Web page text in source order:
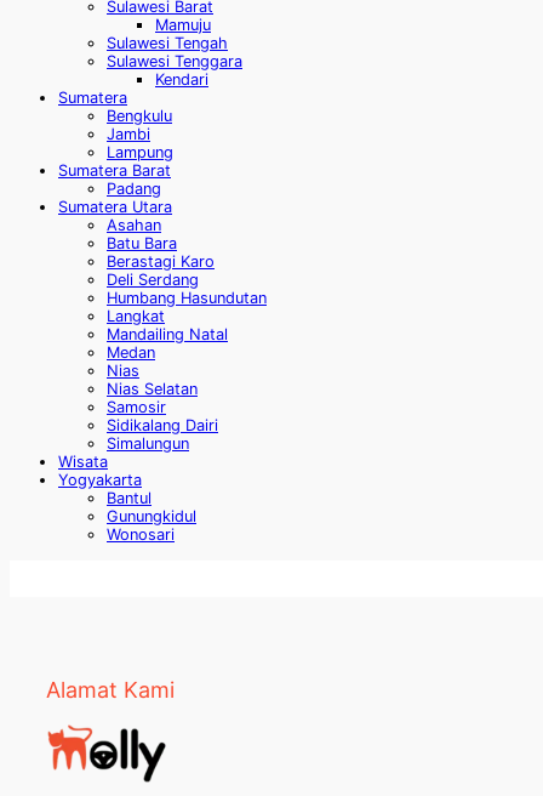
Sulawesi Barat
Mamuju
Sulawesi Tengah
Sulawesi Tenggara
Kendari
Sumatera
Bengkulu
Jambi
Lampung
Sumatera Barat
Padang
Sumatera Utara
Asahan
Batu Bara
Berastagi Karo
Deli Serdang
Humbang Hasundutan
Langkat
Mandailing Natal
Medan
Nias
Nias Selatan
Samosir
Sidikalang Dairi
Simalungun
Wisata
Yogyakarta
Bantul
Gunungkidul
Wonosari
Alamat Kami